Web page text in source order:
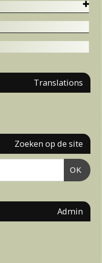
Translations
Zoeken op de site
OK
Admin